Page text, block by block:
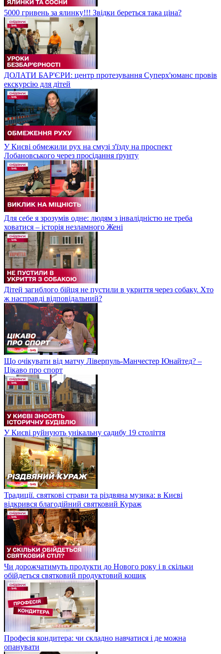
5000 гривень за ялинку!!! Звідки береться така ціна?
ДОЛАТИ БАР'ЄРИ: центр протезування Суперх'юманс провів
екскурсію для дітей
У Києві обмежили рух на смузі з'їзду на проспект
Лобановського через просідання ґрунту
Для себе я зрозумів одне: людям з інвалідністю не треба
ховатися – історія незламного Жені
Дітей загиблого бійця не пустили в укриття через собаку. Хто
ж насправді відповідальний?
Що очікувати від матчу Ліверпуль-Манчестер Юнайтед? –
Цікаво про спорт
У Києві руйнують унікальну садибу 19 століття
Традиції. святкові страви та різдвяна музика: в Києві
відкрився благодійний святковий Кураж
Чи дорожчатимуть продукти до Нового року і в скільки
обійдеться святковий продуктовий кошик
Професія кондитера: чи складно навчатися і де можна
опанувати